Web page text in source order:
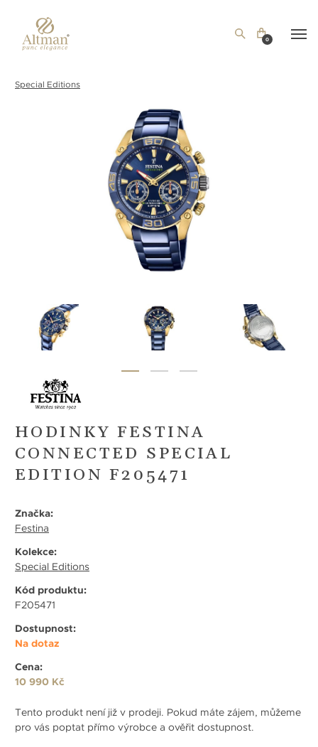
0
Special Editions
HODINKY FESTINA
CONNECTED SPECIAL
EDITION F205471
Značka:
Festina
Kolekce:
Special Editions
Kód produktu:
F205471
Dostupnost:
Na dotaz
Cena:
10 990 Kč
Tento produkt není již v prodeji. Pokud máte zájem, můžeme
pro vás poptat přímo výrobce a ověřit dostupnost.